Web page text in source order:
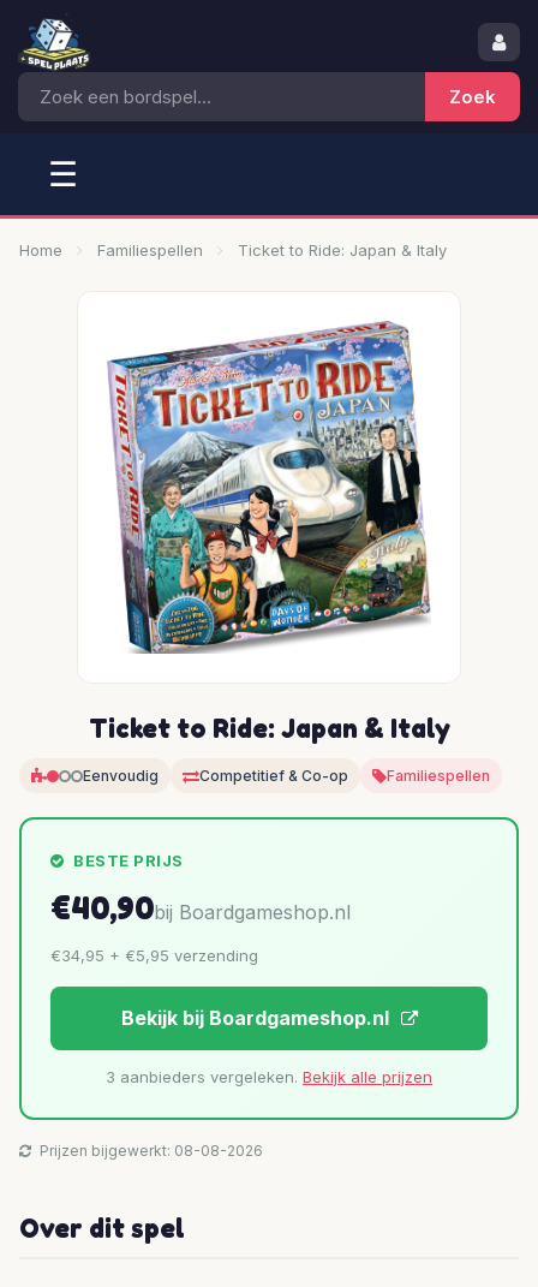
☰
Home Familiespellen Ticket to Ride: Japan & Italy
Ticket to Ride: Japan & Italy
Eenvoudig Competitief & Co-op Familiespellen
BESTE PRIJS
€40,90bij Boardgameshop.nl
€34,95 + €5,95 verzending
Bekijk bij Boardgameshop.nl
3 aanbieders vergeleken. Bekijk alle prijzen
Prijzen bijgewerkt: 08-08-2026
Over dit spel